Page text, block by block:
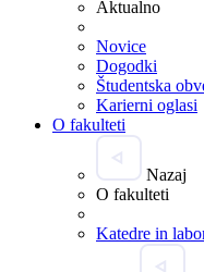
Aktualno
Novice
Dogodki
Študentska
Karierni oglasi
O fakulteti
Nazaj
O fakulteti
Katedre in